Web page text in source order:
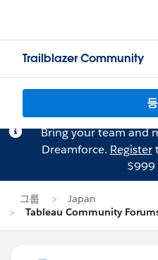
Trailblazer Community
Bring your team and
Dreamforce. Register
$999
그룹
Japan
Tableau Community